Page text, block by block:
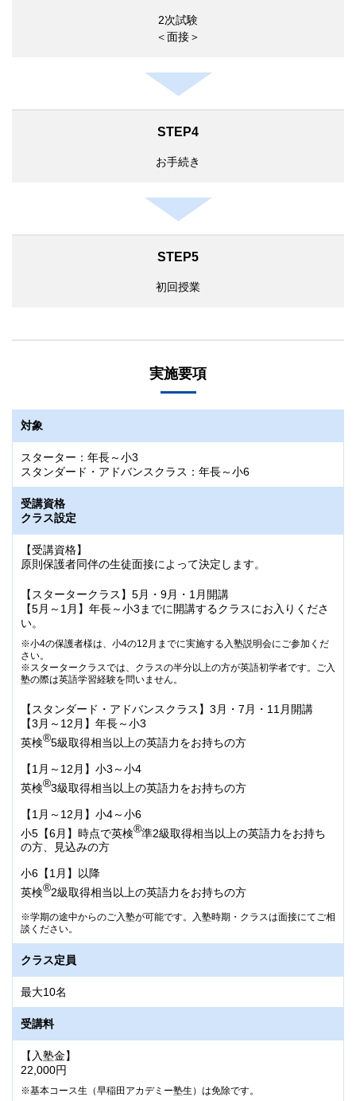
2次試験
＜面接＞
STEP4
お手続き
STEP5
初回授業
実施要項
対象
スターター：年長～小3
スタンダード・アドバンスクラス：年長～小6
受講資格
クラス設定
【受講資格】
原則保護者同伴の生徒面接によって決定します。
【スタータークラス】5月・9月・1月開講
【5月～1月】年長～小3までに開講するクラスにお入りくださ
い。
小4の保護者様は、小4の12月までに実施する入塾説明会にご参加くだ
さい。
スタータークラスでは、クラスの半分以上の方が英語初学者です。ご入
塾の際は英語学習経験を問いません。
【スタンダード・アドバンスクラス】3月・7月・11月開講
【3月～12月】年長～小3
英検®5級取得相当以上の英語力をお持ちの方
【1月～12月】小3～小4
英検®3級取得相当以上の英語力をお持ちの方
【1月～12月】小4～小6
小5【6月】時点で英検®準2級取得相当以上の英語力をお持ち
の方、見込みの方
小6【1月】以降
英検®2級取得相当以上の英語力をお持ちの方
学期の途中からのご入塾が可能です。入塾時期・クラスは面接にてご相
談ください。
クラス定員
最大10名
受講料
【入塾金】
22,000円
基本コース生（早稲田アカデミー塾生）は免除です。